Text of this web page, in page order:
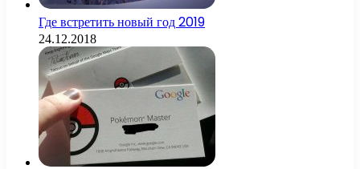
Где встретить новый год 2019
24.12.2018